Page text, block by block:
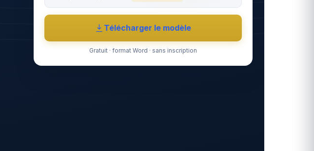
Télécharger le modèle
Gratuit · format Word · sans inscription